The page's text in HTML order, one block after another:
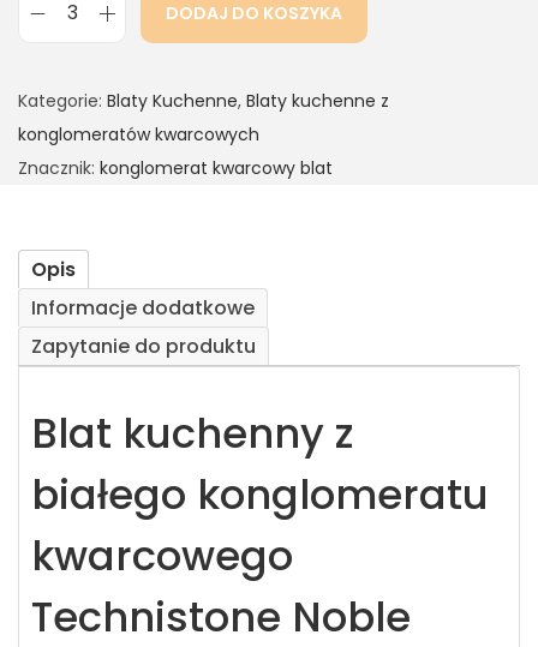
DODAJ DO KOSZYKA
Kategorie: Blaty Kuchenne, Blaty kuchenne z
konglomeratów kwarcowych
Znacznik: konglomerat kwarcowy blat
Opis
Informacje dodatkowe
Zapytanie do produktu
Blat kuchenny z
białego konglomeratu
kwarcowego
Technistone Noble